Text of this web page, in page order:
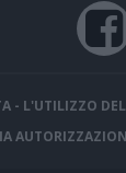
- L'UTILIZZO